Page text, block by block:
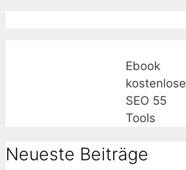
Ebook
kostenlose
SEO 55
Tools
Neueste Beiträge